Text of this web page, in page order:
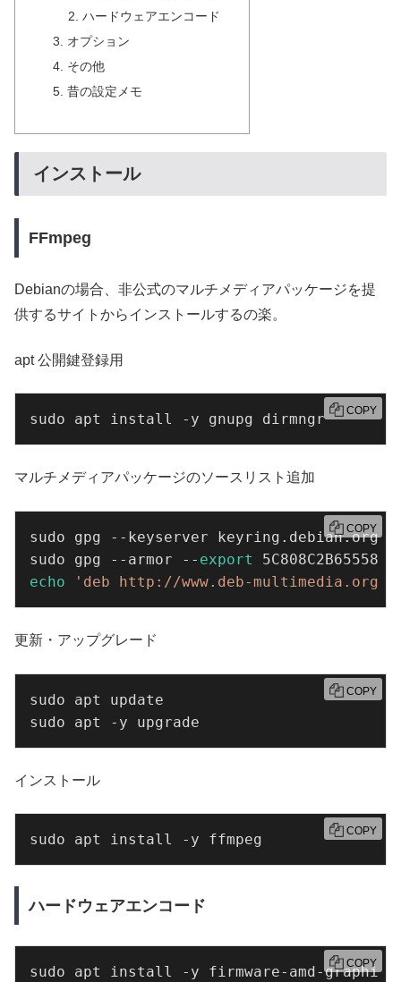
ハードウェアエンコード
オプション
その他
昔の設定メモ
インストール
FFmpeg
Debianの場合、非公式のマルチメディアパッケージを提
供するサイトからインストールするの楽。
apt 公開鍵登録用
sudo apt install -y gnupg dirmngr COPY
マルチメディアパッケージのソースリスト追加
sudo gpg --keyserver keyring.debian.org --
sudo gpg --armor -- export
echo
'deb http://www.deb-multimedia.org
COPY
更新・アップグレード
sudo apt update
sudo apt -y upgrade
COPY
インストール
sudo apt install -y ffmpeg COPY
ハードウェアエンコード
sudo apt install -y firmware-amd- COPY